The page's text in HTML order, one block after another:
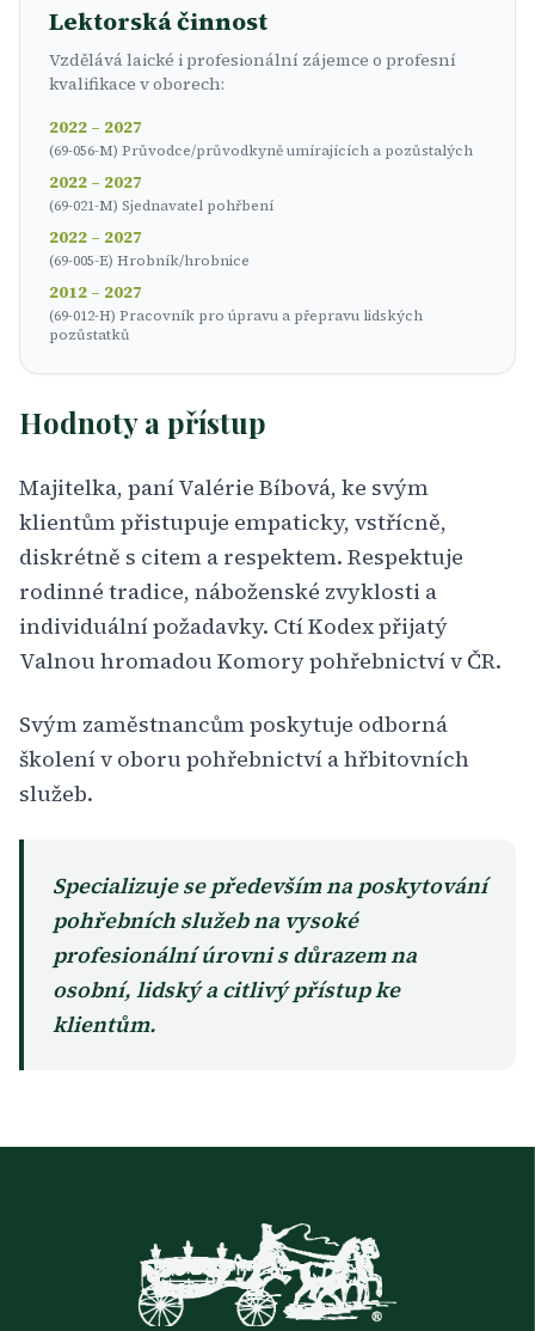
Lektorská činnost
Vzdělává laické i profesionální zájemce o profesní
kvalifikace v oborech:
2022 – 2027
(69-056-M) Průvodce/průvodkyně umírajících a pozůstalých
2022 – 2027
(69-021-M) Sjednavatel pohřbení
2022 – 2027
(69-005-E) Hrobník/hrobnice
2012 – 2027
(69-012-H) Pracovník pro úpravu a přepravu lidských
pozůstatků
Hodnoty a přístup
Majitelka, paní Valérie Bíbová, ke svým
klientům přistupuje empaticky, vstřícně,
diskrétně s citem a respektem. Respektuje
rodinné tradice, náboženské zvyklosti a
individuální požadavky. Ctí Kodex přijatý
Valnou hromadou Komory pohřebnictví v ČR.
Svým zaměstnancům poskytuje odborná
školení v oboru pohřebnictví a hřbitovních
služeb.
Specializuje se především na poskytování
pohřebních služeb na vysoké
profesionální úrovni s důrazem na
osobní, lidský a citlivý přístup ke
klientům.